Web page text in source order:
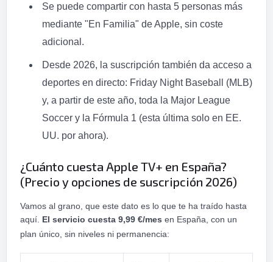
Se puede compartir con hasta 5 personas más
mediante "En Familia" de Apple, sin coste
adicional.
Desde 2026, la suscripción también da acceso a
deportes en directo: Friday Night Baseball (MLB)
y, a partir de este año, toda la Major League
Soccer y la Fórmula 1 (esta última solo en EE.
UU. por ahora).
¿Cuánto cuesta Apple TV+ en España?
(Precio y opciones de suscripción 2026)
Vamos al grano, que este dato es lo que te ha traído hasta
aquí. El servicio cuesta 9,99 €/mes en España, con un
plan único, sin niveles ni permanencia: